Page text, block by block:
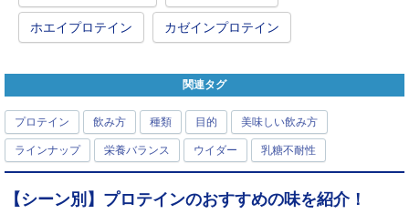
ホエイプロテイン カゼインプロテイン
関連タグ
プロテイン 飲み方 種類 目的 美味しい飲み方
ラインナップ 栄養バランス ウイダー 乳糖不耐性
【シーン別】プロテインのおすすめの味を紹介！